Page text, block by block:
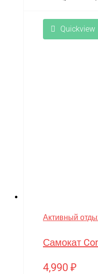
Quickview
Активный
Самокат
4,990 ₽